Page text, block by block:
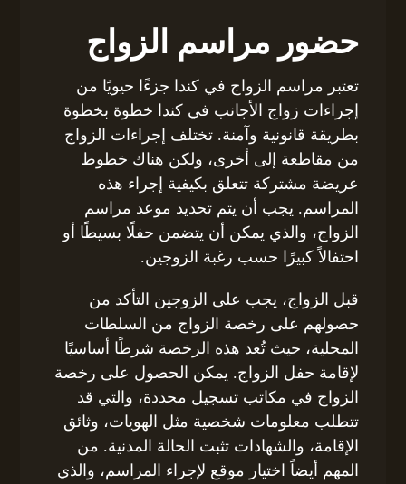
حضور مراسم الزواج
تعتبر مراسم الزواج في كندا جزءًا حيويًا من
إجراءات زواج الأجانب في كندا خطوة بخطوة
بطريقة قانونية وآمنة. تختلف إجراءات الزواج
من مقاطعة إلى أخرى، ولكن هناك خطوط
عريضة مشتركة تتعلق بكيفية إجراء هذه
المراسم. يجب أن يتم تحديد موعد مراسم
الزواج، والذي يمكن أن يتضمن حفلًا بسيطًا أو
احتفالاً كبيرًا حسب رغبة الزوجين.
قبل الزواج، يجب على الزوجين التأكد من
حصولهم على رخصة الزواج من السلطات
المحلية، حيث تُعد هذه الرخصة شرطًا أساسيًا
لإقامة حفل الزواج. يمكن الحصول على رخصة
الزواج في مكاتب تسجيل محددة، والتي قد
تتطلب معلومات شخصية مثل الهويات، وثائق
الإقامة، والشهادات تثبت الحالة المدنية. من
المهم أيضاً اختيار موقع لإجراء المراسم، والذي